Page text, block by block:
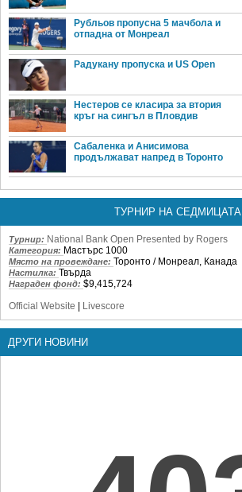
Рубльов пропусна 5 мачбола и
отпадна от Монреал
Радукану пропуска и US Open
Нестеров се класира за втория
кръг на сингъл в Пловдив
Сабаленка и Анисимова
продължават напред в Торонто
ТУРНИР НА СЕДМИЦАТА
Турнир: National Bank Open Presented by Rogers
Категория: Мастърс 1000
Място на провеждане: Торонто / Монреал, Канада
Настилка: Твърда
Награден фонд: $9,415,724
Official Website
Livescore
ДРУГИ НОВИНИ